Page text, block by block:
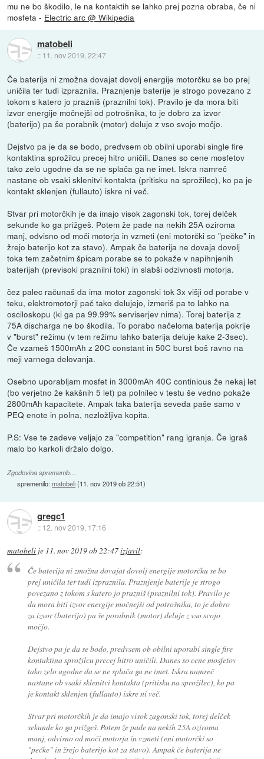
mu ne bo škodilo, le na kontaktih se lahko prej pozna obraba, če ni
mosfeta - Electric arc @ Wikipedia
matobeli
:: 11. nov 2019, 22:47
Če baterija ni zmožna dovajat dovolj energije motorčku se bo prej
uničila ter tudi izpraznila. Praznjenje baterije je strogo povezano z
tokom s katero jo prazniš (praznilni tok). Pravilo je da mora biti
izvor energije močnejši od potrošnika, to je dobro za izvor
(baterijo) pa še porabnik (motor) deluje z vso svojo močjo.
Dejstvo pa je da se bodo, predvsem ob obilni uporabi single fire
kontaktina sprožilcu precej hitro uničili. Danes so cene mosfetov
tako zelo ugodne da se ne splača ga ne imet. Iskra namreč
nastane ob vsaki sklenitvi kontakta (pritisku na sprožilec), ko pa je
kontakt sklenjen (fullauto) iskre ni več.
Stvar pri motorčkih je da imajo visok zagonski tok, torej delček
sekunde ko ga prižgeš. Potem že pade na nekih 25A oziroma
manj, odvisno od moči motorja in vzmeti (eni motorčki so "pečke" in
žrejo baterijo kot za stavo). Ampak če baterija ne dovaja dovolj
toka tem začetnim špicam porabe se to pokaže v napihnjenih
baterijah (previsoki praznilni toki) in slabši odzivnosti motorja.
čez palec računaš da ima motor zagonski tok 3x višji od porabe v
teku, elektromotorji pač tako delujejo, izmeriš pa to lahko na
osciloskopu (ki ga pa 99.99% serviserjev nima). Torej baterija z
75A discharga ne bo škodila. To porabo načeloma baterija pokrije
v "burst" režimu (v tem režimu lahko baterija deluje kake 2-3sec).
Če vzameš 1500mAh z 20C constant in 50C burst boš ravno na
meji varnega delovanja.
Osebno uporabljam mosfet in 3000mAh 40C continious že nekaj let
(bo verjetno že kakšnih 5 let) pa polnilec v testu še vedno pokaže
2800mAh kapacitete. Ampak taka baterija seveda paše samo v
PEQ enote in polna, nezložljiva kopita.
P.S: Vse te zadeve veljajo za "competition" rang igranja. Če igraš
malo bo karkoli držalo dolgo.
Zgodovina sprememb…
spremenilo:matobeli(11. nov 2019 ob 22:51)
gregc1
:: 12. nov 2019, 17:16
matobeli je 11. nov 2019 ob 22:47izjavil:
Če baterija ni zmožna dovajat dovolj energije motorčku se bo
prej uničila ter tudi izpraznila. Praznjenje baterije je strogo
povezano z tokom s katero jo prazniš (praznilni tok). Pravilo je
da mora biti izvor energije močnejši od potrošnika, to je dobro
za izvor (baterijo) pa še porabnik (motor) deluje z vso svojo
močjo.
Dejstvo pa je da se bodo, predvsem ob obilni uporabi single fire
kontaktina sprožilcu precej hitro uničili. Danes so cene mosfetov
tako zelo ugodne da se ne splača ga ne imet. Iskra namreč
nastane ob vsaki sklenitvi kontakta (pritisku na sprožilec), ko pa
je kontakt sklenjen (fullauto) iskre ni več.
Stvar pri motorčkih je da imajo visok zagonski tok, torej delček
sekunde ko ga prižgeš. Potem že pade na nekih 25A oziroma
manj, odvisno od moči motorja in vzmeti (eni motorčki so
"pečke" in žrejo baterijo kot za stavo). Ampak če baterija ne